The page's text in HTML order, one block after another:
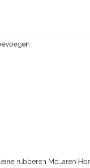
rubberen McLaren